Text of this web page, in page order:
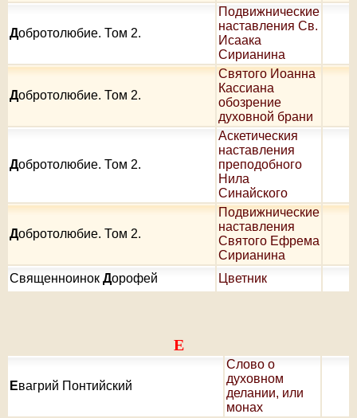
Добротолюбие. Том 2.
Подвижнические
наставления Св.
Исаака
Сирианина
Добротолюбие. Том 2.
Святого Иоанна
Кассиана
обозрение
духовной брани
Добротолюбие. Том 2.
Аскетическия
наставления
преподобного
Нила
Синайского
Добротолюбие. Том 2.
Подвижнические
наставления
Святого Ефрема
Сирианина
Священноинок Дорофей Цветник
Е
Евагрий Понтийский
Слово о
духовном
делании, или
монах